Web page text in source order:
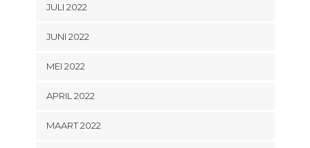
JULI 2022
JUNI 2022
MEI 2022
APRIL 2022
MAART 2022